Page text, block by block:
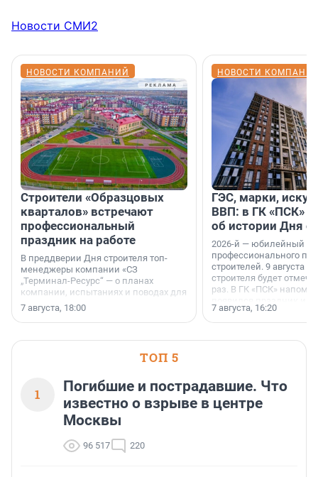
Новости СМИ2
НОВОСТИ КОМПАНИЙ
Строители «Образцовых
кварталов» встречают
профессиональный
праздник на работе
В преддверии Дня строителя топ-
менеджеры компании «СЗ
„Терминал-Ресурс“ — о планах
компании, испытаниях и поводах для
осторожного оптимизма.
7 августа, 18:00
НОВОСТИ
ГЭС, марки,
ВВП: в ГК «ПСК»
об истории Дня
2026-й — юбилейный
профессионального
строителей. 9 августа
строителя будет
раз. В ГК «ПСК»
поменялась роль
7 августа, 16:20
ТОП 5
1
Погибшие и пострадавшие. Что
известно о взрыве в центре
Москвы
96 517 220